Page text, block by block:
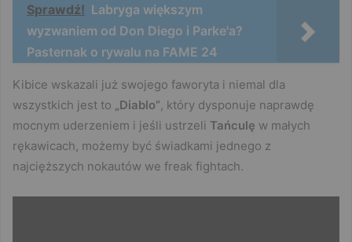
Sprawdź! Labryga większym
wyzwaniem od Don Diego i Parke'a?
Pasternak o rywalu na FAME 24
Kibice wskazali już swojego faworyta i niemal dla
wszystkich jest to
„Diablo”, który dysponuje naprawdę
mocnym uderzeniem i jeśli ustrzeli Tańculę w małych
rękawicach, możemy być świadkami jednego z
najcięższych nokautów we freak fightach.